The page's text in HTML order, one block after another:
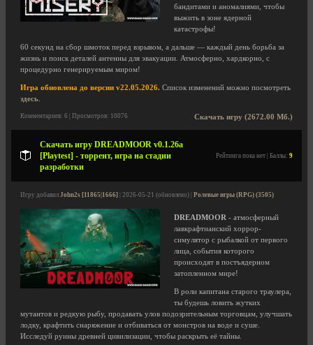
бандитами и аномалиями, чтобы
выжить в зоне ядерной
катастрофы!
60 секунд на сбор шмоток перед взрывом, а дальше — каждый день борьба за
жизнь и поиск деталей антенны для эвакуации. Атмосферно, хардкорно, с
процедурно генерируемым миром!
Игра обновлена до версии v22.05.2026. Список изменений можно посмотреть
здесь
Скачать игру (2672.00 Мб.)
Комментариев: 6 | Просмотров: 10076
Скачать игру DREADMOOR v0.1.26a
[Playtest] - торрент, игра на стадии
разработки
Рейтинга пока нет | Баллы: 9
Игру добавил John2s [11865|1666] | 2026-05-21 (обновлено) | Ролевые игры (RPG) (3505)
DREADMOOR - атмосферный
лавкрафтианский хоррор-
симулятор с рыбалкой от первого
лица, события которого
происходят в постъядерном
затопленном мире!
В роли капитана старого траулера,
ты будешь ловить жутких
мутантов и редкую рыбу, продавать улов подозрительным торговцам, улучшать
лодку, крафтить снаряжение и отбиваться от монстров на воде и суше.
Исследуй руины древней цивилизации, чтобы раскрыть её тайны.